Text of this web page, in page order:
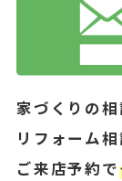
家づくりの相
リフォーム
ご来店予約で